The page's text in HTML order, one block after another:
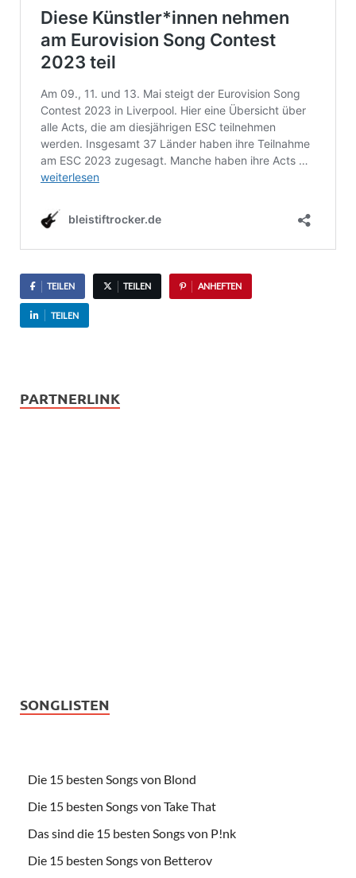
TEILEN TEILEN ANHEFTEN
TEILEN
PARTNERLINK
SONGLISTEN
Die 15 besten Songs von Blond
Die 15 besten Songs von Take That
Das sind die 15 besten Songs von P!nk
Die 15 besten Songs von Betterov